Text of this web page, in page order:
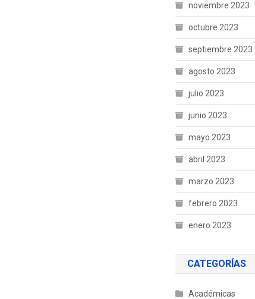
noviembre 2023
octubre 2023
septiembre 2023
agosto 2023
julio 2023
junio 2023
mayo 2023
abril 2023
marzo 2023
febrero 2023
enero 2023
CATEGORÍAS
Académicas